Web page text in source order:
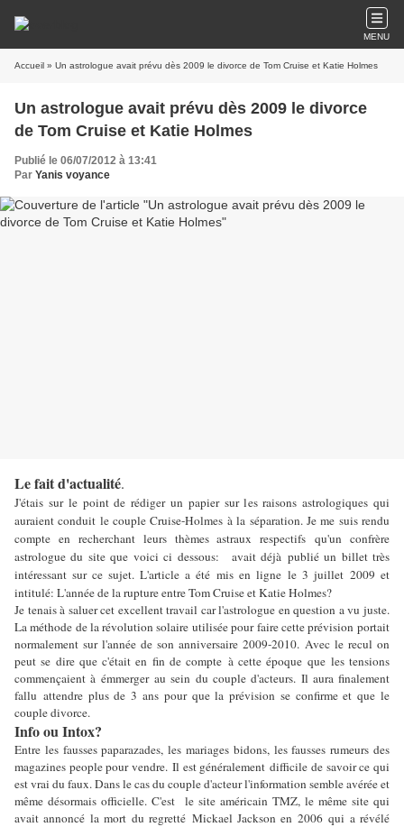
MENU
Accueil » Un astrologue avait prévu dès 2009 le divorce de Tom Cruise et Katie Holmes
Un astrologue avait prévu dès 2009 le divorce
de Tom Cruise et Katie Holmes
Publié le 06/07/2012 à 13:41
Par Yanis voyance
Le fait d'actualité.
J'étais sur le point de rédiger un papier sur les raisons astrologiques qui
auraient conduit le couple Cruise-Holmes à la séparation. Je me suis rendu
compte en recherchant leurs thèmes astraux respectifs qu'un confrère
astrologue du site que voici ci dessous:
avait déjà publié un billet très
intéressant sur ce sujet. L'article a été mis en ligne le 3 juillet 2009 et
intitulé: L'année de la rupture entre Tom Cruise et Katie Holmes?
Je tenais à saluer cet excellent travail car l'astrologue en question a vu juste.
La méthode de la révolution solaire utilisée pour faire cette prévision portait
normalement sur l'année de son anniversaire 2009-2010. Avec le recul on
peut se dire que c'était en fin de compte à cette époque que les tensions
commençaient à émmerger au sein du couple d'acteurs. Il aura finalement
fallu attendre plus de 3 ans pour que la prévision se confirme et que le
couple divorce.
Info ou Intox?
Entre les fausses paparazades, les mariages bidons, les fausses rumeurs des
magazines people pour vendre. Il est généralement difficile de savoir ce qui
est vrai du faux. Dans le cas du couple d'acteur l'information semble avérée et
même désormais officielle. C'est le site américain TMZ, le même site qui
avait annoncé la mort du regretté Mickael Jackson en 2006 qui a révélé